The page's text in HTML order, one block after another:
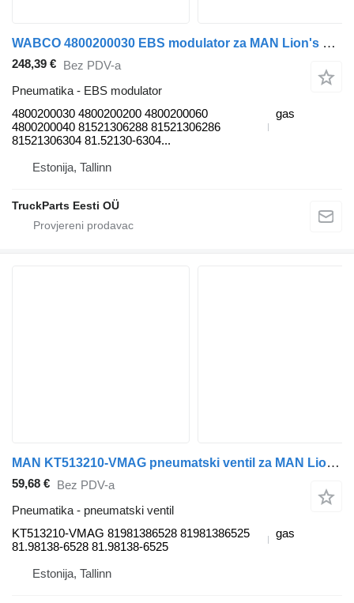
WABCO 4800200030 EBS modulator za MAN Lion's bus (1991-) autobusa
248,39 € Bez PDV-a
Pneumatika - EBS modulator
4800200030 4800200200 4800200060
4800200040 81521306288 81521306286
81521306304 81.52130-6304...
gas
Estonija, Tallinn
TruckParts Eesti OÜ
MAN KT513210-VMAG pneumatski ventil za MAN Lion's bus (1991-) autobusa
59,68 € Bez PDV-a
Pneumatika - pneumatski ventil
KT513210-VMAG 81981386528 81981386525
81.98138-6528 81.98138-6525
gas
Estonija, Tallinn